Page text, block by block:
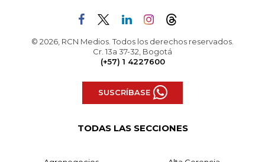
© 2026, RCN Medios. Todos los derechos reservados.
Cr. 13a 37-32, Bogotá
(+57) 1 4227600
SUSCRÍBASE
TODAS LAS SECCIONES